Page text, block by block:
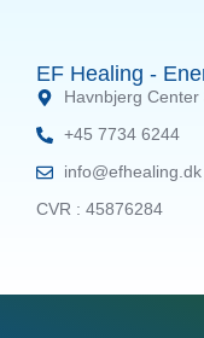
EF Healing -
Havnbjerg
+45 7734 6244
info@efhealing.dk
CVR : 45876284